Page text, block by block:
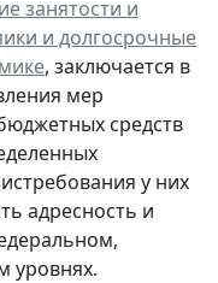
занятости и
и долгосрочные
, заключается в
мер
средств
у них
адресность и
уровнях.